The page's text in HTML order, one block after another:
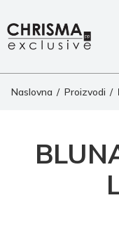
Naslovna / Proizvodi /